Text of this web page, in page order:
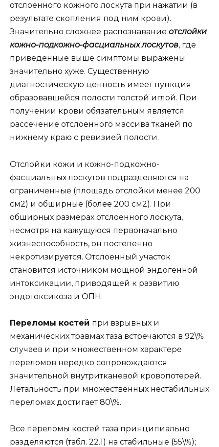
отслоенного кожного лоскута при нажатии (в
результате скопления под ним крови).
Значительно сложнее распознавание отслойки
кожно-подкожно-фасциальных лоскутов, где
приведенные выше симптомы выражены
значительно хуже. Существенную
диагностическую ценность имеет пункция
образовавшейся полости толстой иглой. При
получении крови обязательным является
рассечение отслоенного массива тканей по
нижнему краю с ревизией полости.
Отслойки кожи и кожно-подкожно-
фасциальных лоскутов подразделяются на
ограниченные (площадь отслойки менее 200
см2) и обширные (более 200 см2). При
обширных размерах отслоенного лоскута,
несмотря на кажущуюся первоначально
жизнеспособность, он постепенно
некротизируется. Отслоенный участок
становится источником мощной эндогенной
интоксикации, приводящей к развитию
эндотоксикоза и ОПН.
Переломы костей при взрывных и
механических травмах таза встречаются в 92\%
случаев и при множественном характере
переломов нередко сопровождаются
значительной внутритканевой кровопотерей.
Летальность при множественных нестабильных
переломах достигает 80\%.
Все переломы костей таза принципиально
разделяются (табл. 22.1) на стабильные (55\%);